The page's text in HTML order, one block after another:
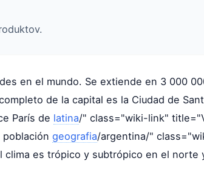
en el mundo. Se extiende en 3 000
de la capital es la Ciudad de
París de latina/" class="wiki-link"
geografia/argentina/"
clima es trópico y subtrópico en el norte